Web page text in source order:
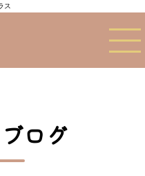
ス
ログ